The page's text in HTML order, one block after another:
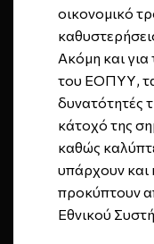
οικονομικό
Ακόμη και
του ΕΟΠΥΥ,
δυνατότητές
κάτοχό της
καθώς
υπάρχουν και
προκύπτουν
Εθνικού